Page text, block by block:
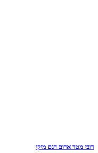
דובי מטר אדום דגם מיקי